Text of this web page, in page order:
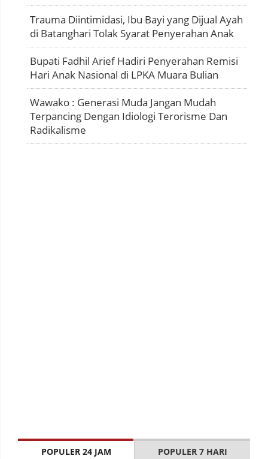
Trauma Diintimidasi, Ibu Bayi yang Dijual Ayah
di Batanghari Tolak Syarat Penyerahan Anak
Bupati Fadhil Arief Hadiri Penyerahan Remisi
Hari Anak Nasional di LPKA Muara Bulian
Wawako : Generasi Muda Jangan Mudah
Terpancing Dengan Idiologi Terorisme Dan
Radikalisme
POPULER 24 JAM POPULER 7 HARI